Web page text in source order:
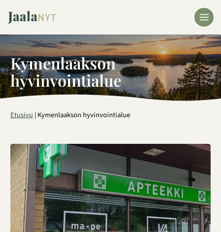
sisältöön
Kymenlaakson
hyvinvointialue
Etusivu|Kymenlaakson hyvinvointialue